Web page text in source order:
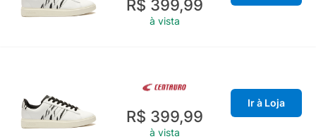
R$ 399,99
à vista
R$ 399,99
à vista
Ir à Loja